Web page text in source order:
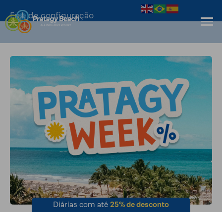
Erro de configuração
Diárias com até 25% de desconto